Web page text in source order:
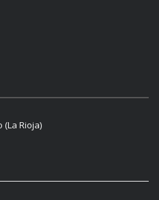
(La Rioja)